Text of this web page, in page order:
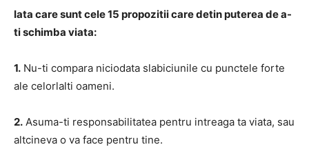
Iata care sunt cele 15 propozitii care detin puterea de a-
ti schimba viata:
1. Nu-ti compara niciodata slabiciunile cu punctele forte
ale celorlalti oameni.
2. Asuma-ti responsabilitatea pentru intreaga ta viata, sau
altcineva o va face pentru tine.